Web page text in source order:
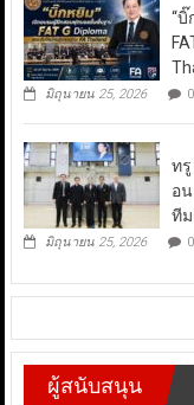
“
มิถุนายน 25, 2026 0
ท
อ
ที
มิถุนายน 25, 2026 0
ผู้สนับสนุน